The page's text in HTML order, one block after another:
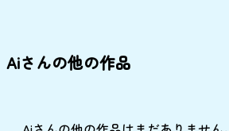
Aiさんの他の作品